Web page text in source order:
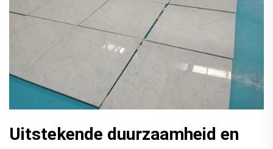
Uitstekende duurzaamheid en